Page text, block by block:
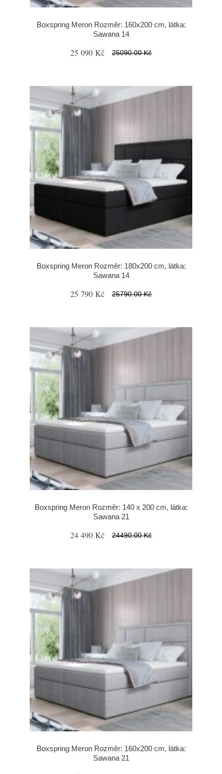
Boxspring Meron Rozměr: 160x200 cm, látka:
Sawana 14
25 090 Kč 25090.00 Kč
Boxspring Meron Rozměr: 180x200 cm, látka:
Sawana 14
25 790 Kč 25790.00 Kč
Boxspring Meron Rozměr: 140 x 200 cm, látka:
Sawana 21
24 490 Kč 24490.00 Kč
Boxspring Meron Rozměr: 160x200 cm, látka:
Sawana 21